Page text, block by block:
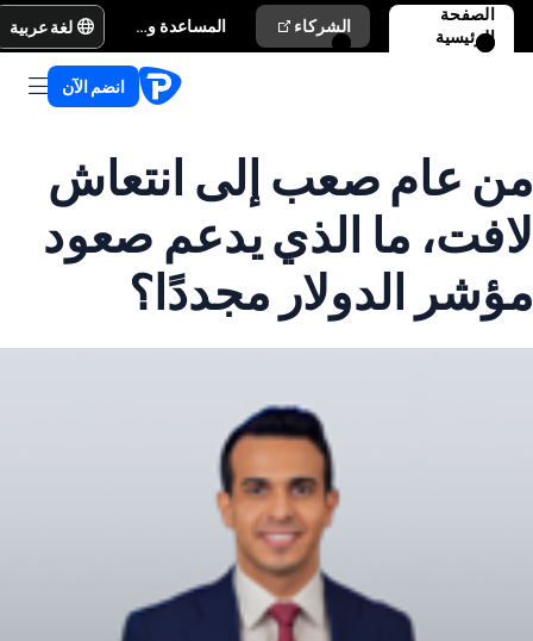
الصفحة
الرئيسية
الشركاء المساعدة والدعم لغة عربية
انضم الآن
من عام صعب إلى انتعاش
لافت، ما الذي يدعم صعود
مؤشر الدولار مجددًا؟